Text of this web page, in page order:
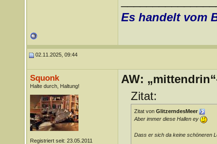
Es handelt vom
02.11.2025, 09:44
Squonk
Halte durch, Haltung!
Registriert seit: 23.05.2011
AW:
Zitat:
Zitat von GlitzerndesMeer
Aber immer diese Hallen ey
Dass er sich da keine schöneren